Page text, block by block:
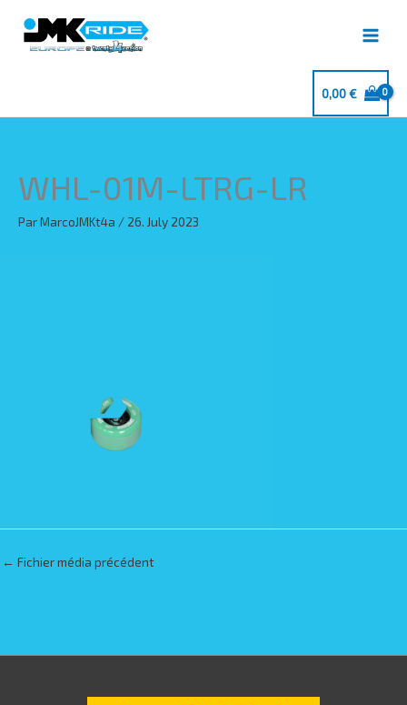
contenu
0,00€
WHL-01M-LTRG-LR
ParMarcoJMKt4a / 26. July 2023
← Fichier média précédent